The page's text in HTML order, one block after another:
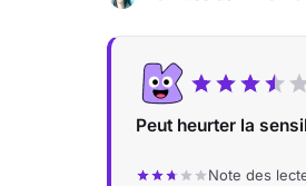
Peut heurter la
Note des